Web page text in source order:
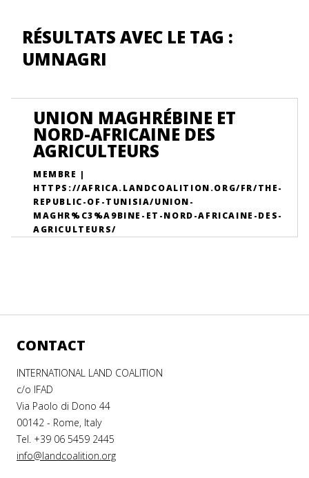
RÉSULTATS AVEC LE TAG :
UMNAGRI
UNION MAGHRÉBINE ET
NORD-AFRICAINE DES
AGRICULTEURS
MEMBRE |
HTTPS://AFRICA.LANDCOALITION.ORG/FR/THE-
REPUBLIC-OF-TUNISIA/UNION-
MAGHR%C3%A9BINE-ET-NORD-AFRICAINE-DES-
AGRICULTEURS/
CONTACT
INTERNATIONAL LAND COALITION
c/o IFAD
Via Paolo di Dono 44
00142 - Rome, Italy
Tel. +39 06 5459 2445
info@landcoalition.org